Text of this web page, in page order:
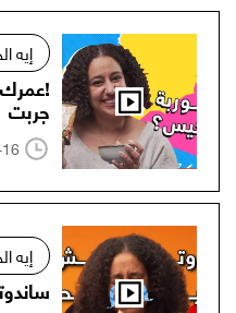
إيه
جربت
إيه